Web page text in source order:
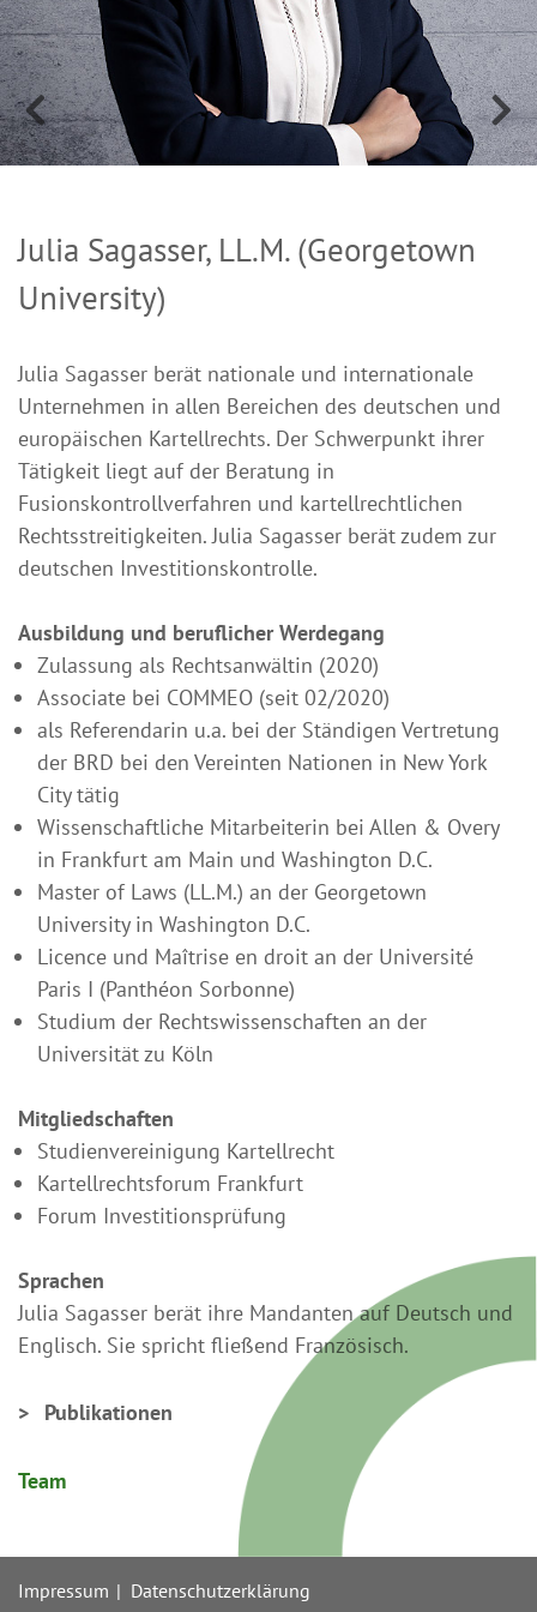
Julia Sagasser, LL.M. (Georgetown
University)
Julia Sagasser berät nationale und internationale
Unternehmen in allen Bereichen des deutschen und
europäischen Kartellrechts. Der Schwerpunkt ihrer
Tätigkeit liegt auf der Beratung in
Fusionskontrollverfahren und kartellrechtlichen
Rechtsstreitigkeiten. Julia Sagasser berät zudem zur
deutschen Investitionskontrolle.
Ausbildung und beruflicher Werdegang
Zulassung als Rechtsanwältin (2020)
Associate bei COMMEO (seit 02/2020)
als Referendarin u.a. bei der Ständigen Vertretung
der BRD bei den Vereinten Nationen in New York
City tätig
Wissenschaftliche Mitarbeiterin bei Allen & Overy
in Frankfurt am Main und Washington D.C.
Master of Laws (LL.M.) an der Georgetown
University in Washington D.C.
Licence und Maîtrise en droit an der Université
Paris I (Panthéon Sorbonne)
Studium der Rechtswissenschaften an der
Universität zu Köln
Mitgliedschaften
Studienvereinigung Kartellrecht
Kartellrechtsforum Frankfurt
Forum Investitionsprüfung
Sprachen
Julia Sagasser berät ihre Mandanten auf Deutsch und
Englisch. Sie spricht fließend Französisch.
Publikationen
Team
Impressum Datenschutzerklärung